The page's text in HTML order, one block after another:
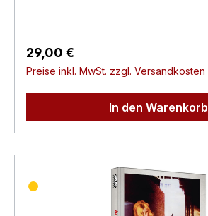
Neudörfl/Leithavertrieb@nsm.at
Regulärer Preis:
29,00 €
Preise inkl. MwSt. zzgl. Versandkosten
In den Warenkorb